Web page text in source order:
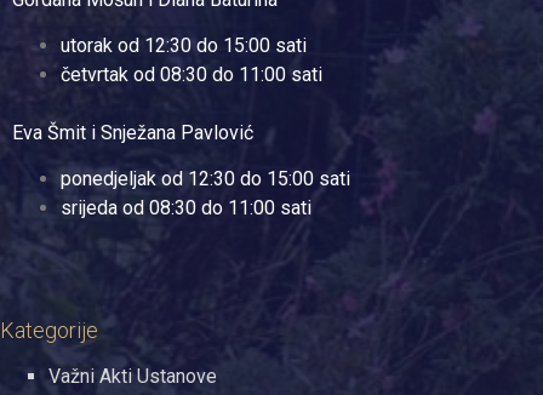
utorak od 12:30 do 15:00 sati
četvrtak od 08:30 do 11:00 sati
Eva Šmit i Snježana Pavlović
ponedjeljak od 12:30 do 15:00 sati
srijeda od 08:30 do 11:00 sati
Kategorije
Važni Akti Ustanove